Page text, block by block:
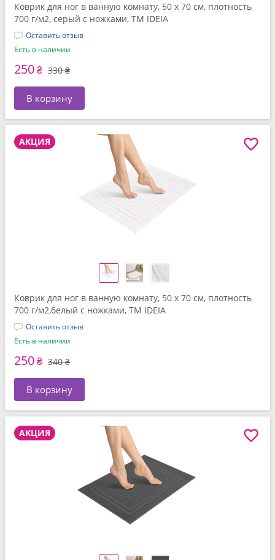
Коврик для ног в ванную комнату, 50 x 70 см, плотность
700 г/м2, серый с ножками, ТМ IDEIA
Оставить отзыв
Есть в наличии
250₴ 330 ₴
В корзину
АКЦИЯ
Коврик для ног в ванную комнату, 50 x 70 см, плотность
700 г/м2,белый с ножками, ТМ IDEIA
Оставить отзыв
Есть в наличии
250₴ 340 ₴
В корзину
АКЦИЯ